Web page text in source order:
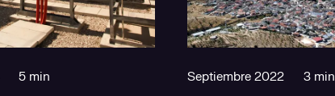
5 min Septiembre 2022 3 min